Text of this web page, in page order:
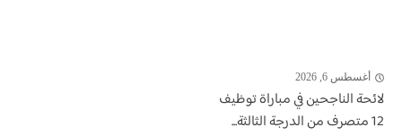
أغسطس 6, 2026
لائحة الناجحين في مباراة توظيف
12 متصرف من الدرجة الثالثة...